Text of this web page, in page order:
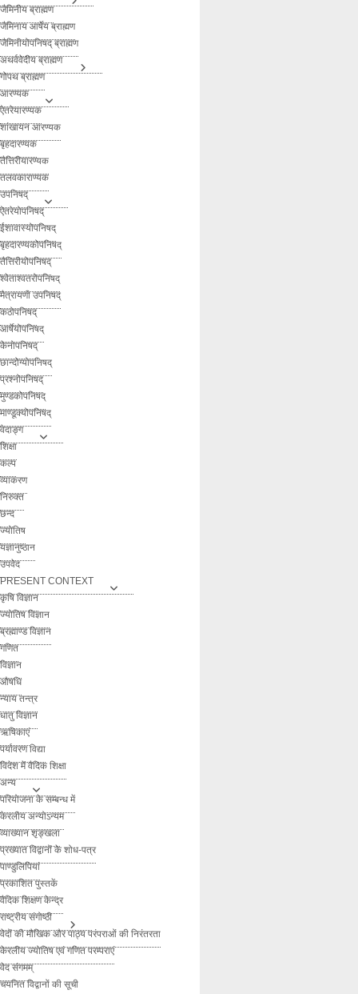
जैमिनीय ब्राह्मण
जैमिनाय आर्षेय ब्राह्मण
जैमिनीयोपनिषद् ब्राह्मण
अथर्ववेदीय ब्राह्मण
गोपथ ब्राह्मण
आरण्यक
ऐतरेयारण्यक
शांखायन आरण्यक
बृहदारण्यक
तैत्तिरीयारण्यक
तलवकाराण्यक
उपनिषद्
ऐतरेयोपनिषद्
ईशावास्योपनिषद्
बृहदारण्यकोपनिषद्
तैत्तिरीयोपनिषद्
श्वेताश्वतरोपनिषद्
मैत्रायणी उपनिषद्
कठोपनिषद्
आर्षेयोपनिषद्
केनोपनिषद्
छान्दोग्योपनिषद्
प्रश्नोपनिषद्
मुण्डकोपनिषद्
माण्डूक्योपनिषद्
वेदाङ्ग
शिक्षा
कल्प
व्याकरण
निरुक्त
छन्द
ज्योतिष
यज्ञानुष्ठान
उपवेद
PRESENT CONTEXT
कृषि विज्ञान
ज्योतिष विज्ञान
ब्रह्माण्ड विज्ञान
गणित
विज्ञान
औषधि
न्याय तन्त्र
धातु विज्ञान
ऋषिकाएं
पर्यावरण विद्या
विदेश में वैदिक शिक्षा
अन्य
परियोजना के सम्बन्ध में
केरलीय अन्योऽन्यम
व्याख्यान शृङ्खला
प्रख्यात विद्वानों के शोध-पत्र
पाण्डुलिपियां
प्रकाशित पुस्तकें
वैदिक शिक्षण केन्द्र
राष्ट्रीय संगोष्ठी
वेदों की मौखिक और पाठ्य परंपराओं की निरंतरता
केरलीय ज्योतिष एवं गणित परम्पराएं
वेद संगमम्
चयनित विद्वानों की सूची